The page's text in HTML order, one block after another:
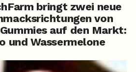
bringt zwei neue
von
auf den Markt:
und Wassermelone